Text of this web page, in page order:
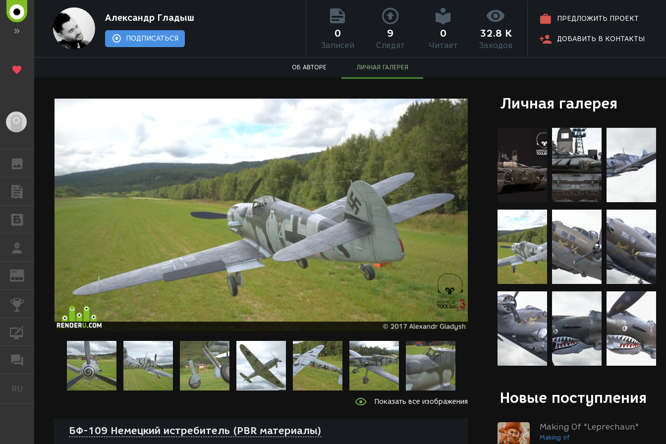
ПУБЛИКАЦИИ
REN
КОНКУРСЫ
RU
Александр Гладыш
ПОДПИСАТЬСЯ
ПРЕДЛОЖИТЬ ПРОЕКТ
ДОБАВИТЬ В КОНТАКТЫ
0
Записей
9
Следят
0
Читает
32.8 K
Заходов
ОБ АВТОРЕ ЛИЧНАЯ ГАЛЕРЕЯ
Личная галерея
Новые поступления
Making Of "Leprechaun"
Making of
Показать все изображения
БФ-109 Немецкий истребитель (PBR материалы)